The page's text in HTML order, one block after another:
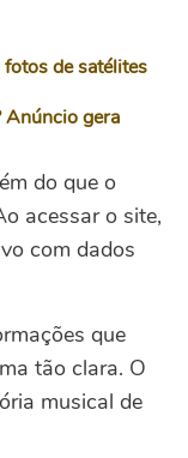
de satélites
Anúncio gera
do que o
acessar o site,
com dados
que
tão clara. O
musical de